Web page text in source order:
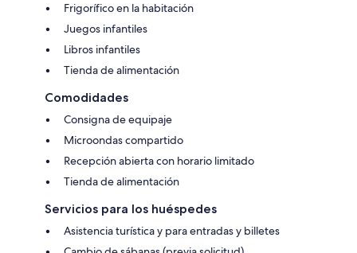
Frigorífico en la habitación
Juegos infantiles
Libros infantiles
Tienda de alimentación
Comodidades
Consigna de equipaje
Microondas compartido
Recepción abierta con horario limitado
Tienda de alimentación
Servicios para los huéspedes
Asistencia turística y para entradas y billetes